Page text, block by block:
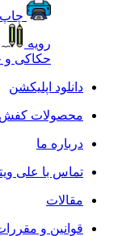
چاپ
رویه
حکاکی و
دانلود اپلیکشن
محصولات کفش
درباره ما
تماس با علی
مقالات
قوانین و